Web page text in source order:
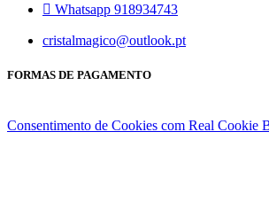
Whatsapp 918934743
cristalmagico@outlook.pt
FORMAS DE PAGAMENTO
Consentimento de Cookies com Real Cookie